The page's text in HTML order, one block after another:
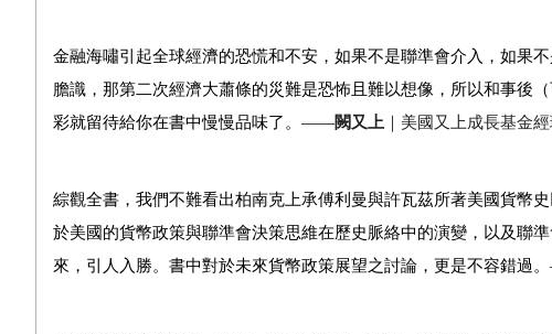
金融海嘯引起全球經濟的恐慌和不安，如果不是聯準會介入，如果
膽識，那第二次經濟大蕭條的災難是恐怖且難以想像，所以和事後
彩就留待給你在書中慢慢品味了。——闕又上 ｜美國又上成長基金
綜觀全書，我們不難看出柏南克上承傅利曼與許瓦茲所著美國貨幣
於美國的貨幣政策與聯準會決策思維在歷史脈絡中的演變，以及聯
來，引人入勝。書中對於未來貨幣政策展望之討論，更是不容錯過